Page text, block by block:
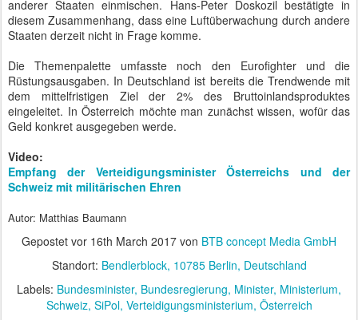
anderer Staaten einmischen. Hans-Peter Doskozil bestätigte in
diesem Zusammenhang, dass eine Luftüberwachung durch andere
Staaten derzeit nicht in Frage komme.
Die Themenpalette umfasste noch den Eurofighter und die
Rüstungsausgaben. In Deutschland ist bereits die Trendwende mit
dem mittelfristigen Ziel der 2% des Bruttoinlandsproduktes
eingeleitet. In Österreich möchte man zunächst wissen, wofür das
Geld konkret ausgegeben werde.
Video:
Empfang der Verteidigungsminister Österreichs und der
Schweiz mit militärischen Ehren
Autor: Matthias Baumann
Gepostet vor 16th March 2017 von BTB concept Media GmbH
Standort: Bendlerblock, 10785 Berlin, Deutschland
Labels: Bundesminister Bundesregierung Minister Ministerium
Schweiz SiPol Verteidigungsministerium Österreich